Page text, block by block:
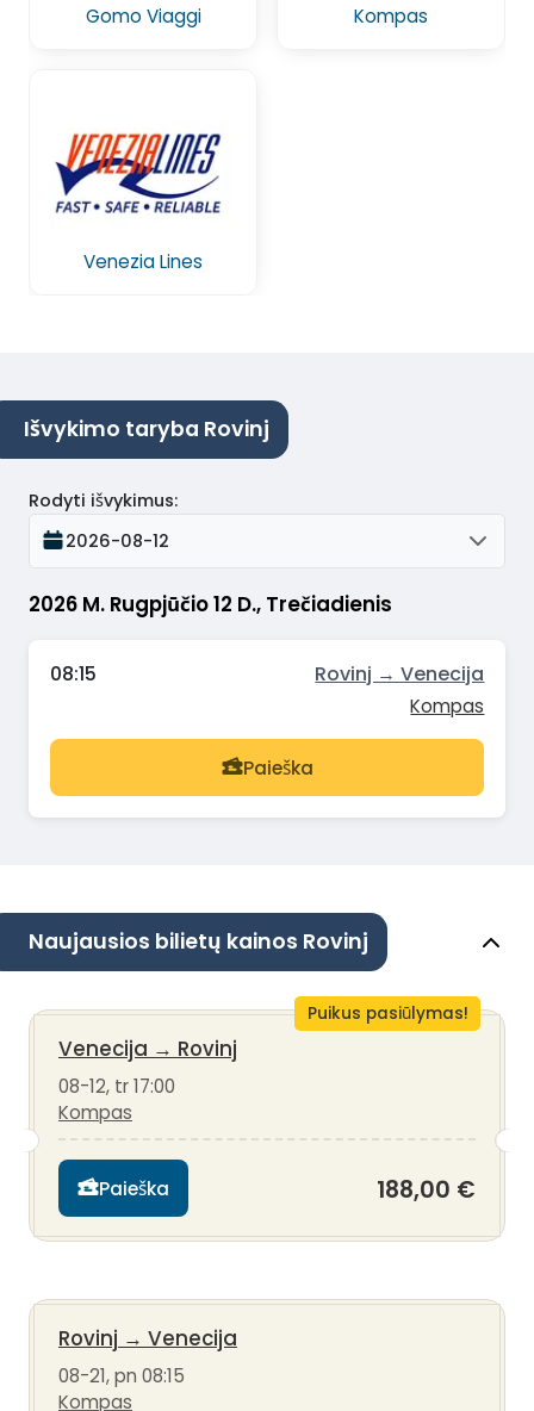
Gomo Viaggi Kompas
Venezia Lines
Išvykimo taryba Rovinj
2026 M. Rugpjūčio 12 D., Trečiadienis
Rodyti išvykimus:
2026-08-12
08:15 Rovinj → Venecija
Kompas
Paieška
Naujausios bilietų kainos Rovinj
Puikus pasiūlymas!
Venecija → Rovinj
08-12, tr 17:00
Kompas
Paieška 188,00 €
Rovinj → Venecija
08-21, pn 08:15
Kompas